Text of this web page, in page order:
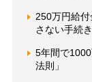
250万円給
さない手続き
5年間で
法則」